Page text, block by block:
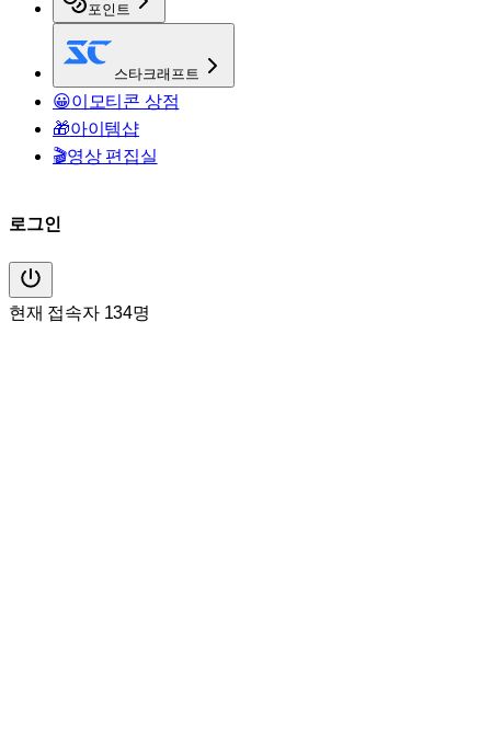
포인트
스타크래프트
😀이모티콘 상점
🎁아이템샵
🎬영상 편집실
로그인
현재 접속자 134명